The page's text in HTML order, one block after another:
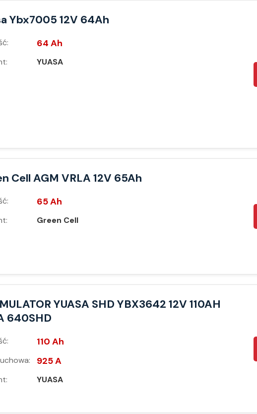
Ybx7005 12V 64Ah
64 Ah
YUASA
Cell AGM VRLA 12V 65Ah
65 Ah
Green Cell
YUASA SHD YBX3642 12V 110AH
640SHD
110 Ah
925 A
YUASA